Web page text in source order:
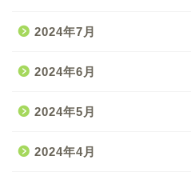
2024年7月
2024年6月
2024年5月
2024年4月